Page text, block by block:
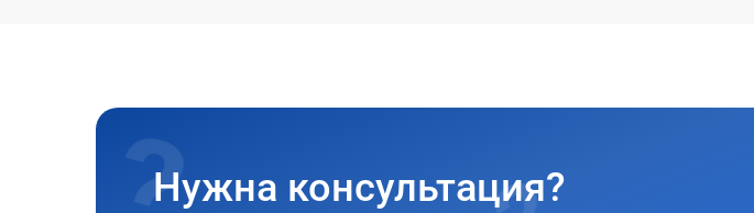
Нужна консультация?